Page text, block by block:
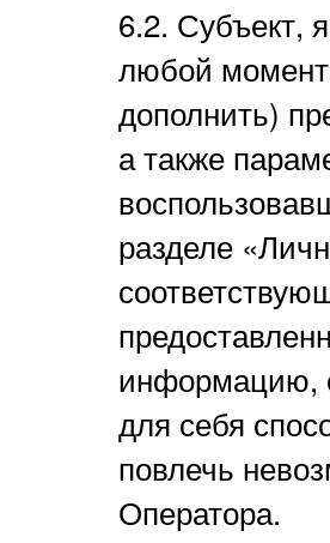
6.2. Субъект,
любой момент
дополнить)
а также
разделе
информацию,
для себя
повлечь
Оператора.